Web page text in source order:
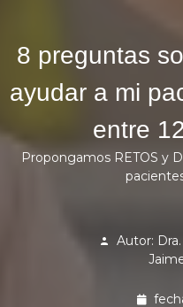
8 preguntas
ayudar a mi
entre
Propongamos RETOS y
Autor: